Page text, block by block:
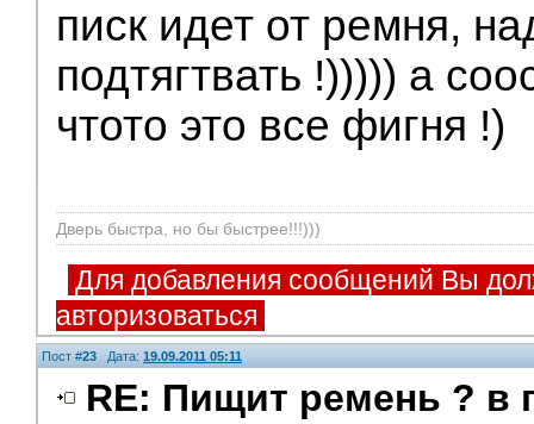
писк идет от ремня,
подтягтвать !))))) а
чтото это все фигня !)
Дверь быстра, но бы быстрее!!!)))
Для добавления сообщений Вы
авторизоваться
Пост #23 Дата: 19.09.2011 05:11
RE: Пищит ремень ? в